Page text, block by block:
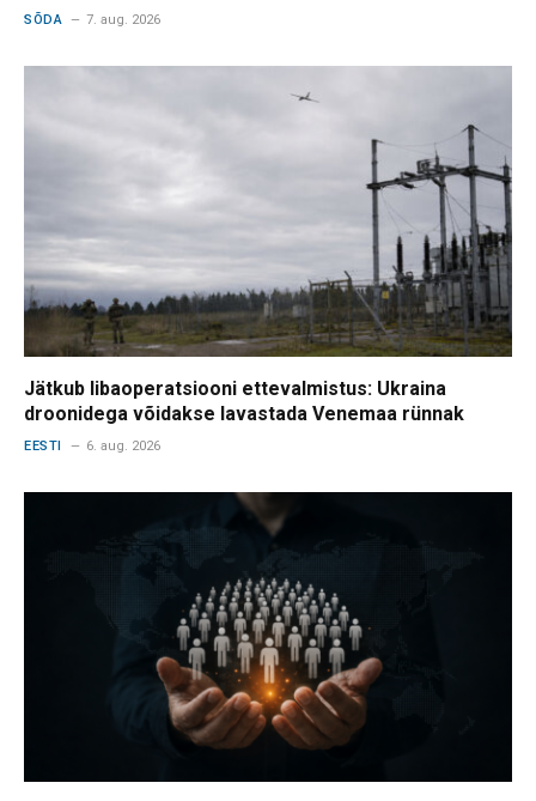
SÕDA 7. aug. 2026
Jätkub libaoperatsiooni ettevalmistus: Ukraina
droonidega võidakse lavastada Venemaa rünnak
EESTI 6. aug. 2026